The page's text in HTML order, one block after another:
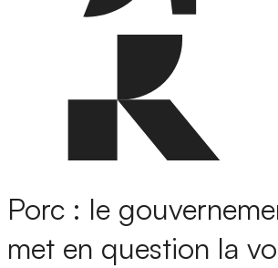
Porc : le
met en question la